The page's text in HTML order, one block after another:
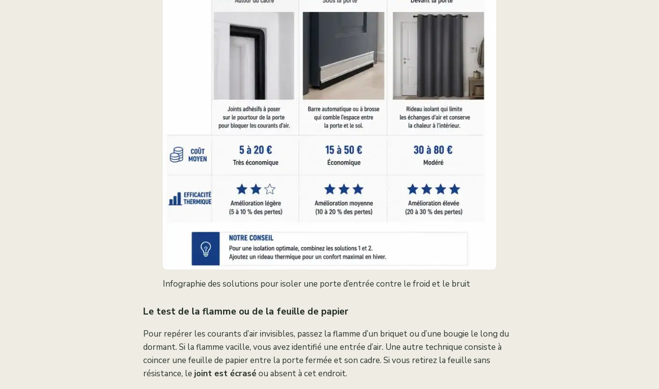
Infographie des solutions pour isoler une porte d’entrée contre le froid et le bruit
Le test de la flamme ou de la feuille de papier
Pour repérer les courants d’air invisibles, passez la flamme d’un briquet ou d’une bougie le long du
dormant. Si la flamme vacille, vous avez identifié une entrée d’air. Une autre technique consiste à
coincer une feuille de papier entre la porte fermée et son cadre. Si vous retirez la feuille sans
résistance, le joint est écraséou absent à cet endroit.